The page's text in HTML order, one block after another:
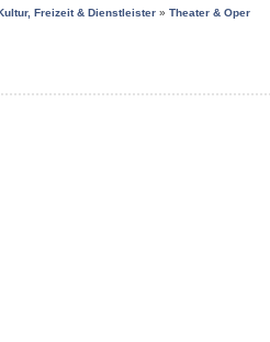
Freizeit & Dienstleister » Theater & Oper